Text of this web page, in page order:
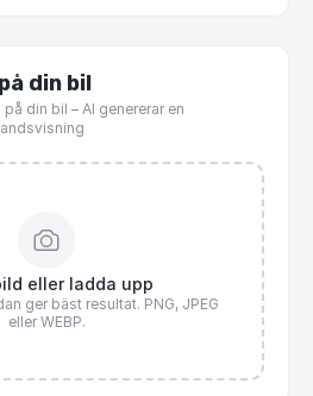
din bil
din bil – AI genererar en
eller ladda upp
ger bäst resultat. PNG, JPEG
eller WEBP.